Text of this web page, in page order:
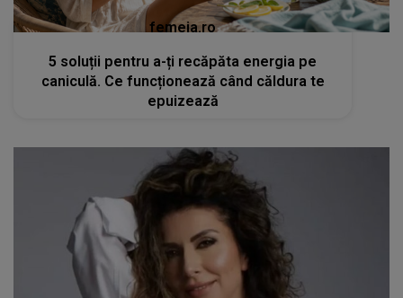
femeia.ro
5 soluții pentru a-ți recăpăta energia pe
caniculă. Ce funcționează când căldura te
epuizează